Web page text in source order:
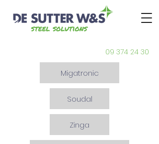
09 374 24 30
Migatronic
Soudal
Zinga